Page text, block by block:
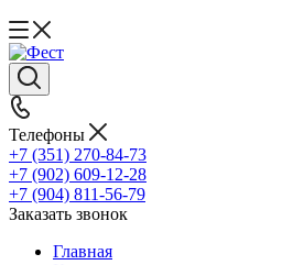
Телефоны
+7 (351) 270-84-73
+7 (902) 609-12-28
+7 (904) 811-56-79
Заказать звонок
Главная